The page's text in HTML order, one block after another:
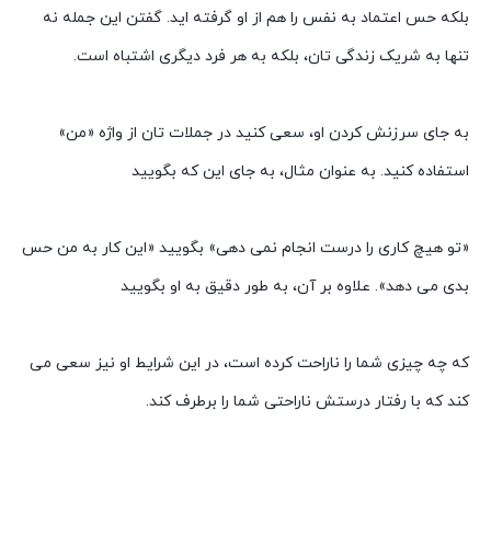
بلکه حس اعتماد به نفس را هم از او گرفته اید. گفتن این جمله نه
تنها به شریک زندگی تان، بلکه به هر فرد دیگری اشتباه است.
به جای سرزنش کردن او، سعی کنید در جملات تان از واژه «من»
استفاده کنید. به عنوان مثال، به جای این که بگویید
«تو هیچ کاری را درست انجام نمی دهی» بگویید «این کار به من حس
بدی می دهد». علاوه بر آن، به طور دقیق به او بگویید
که چه چیزی شما را ناراحت کرده است، در این شرایط او نیز سعی می
کند که با رفتار درستش ناراحتی شما را برطرف کند.